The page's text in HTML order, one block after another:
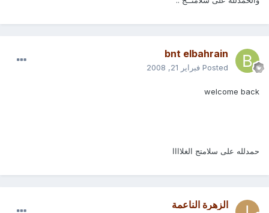
bnt elbahrain
Posted فبراير 21, 2008
welcome back
حمدلله على سلامتج الغلاااا
الزهرة الناعمة